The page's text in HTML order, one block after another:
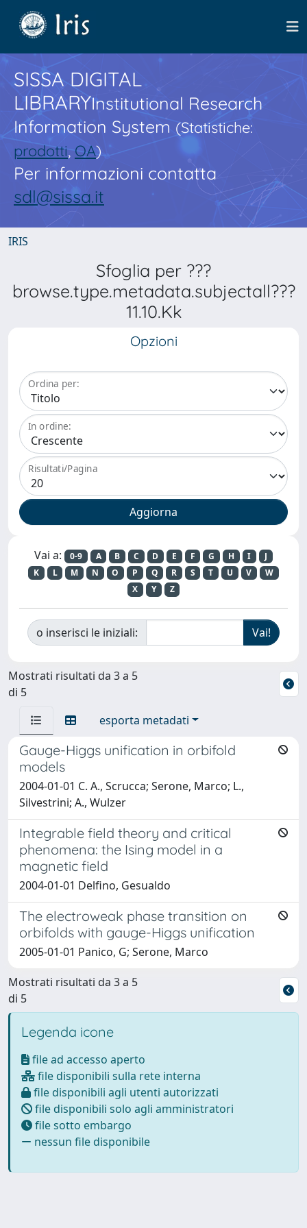
SISSA DIGITAL
LIBRARYInstitutional Research
Information System(Statistiche:
prodotti,OA)
Per informazioni contatta
sdl@sissa.it
IRIS
Sfoglia per ???
browse.type.metadata.subjectall???
11.10.Kk
Opzioni
Ordina per:
In ordine:
Risultati/Pagina
Vai a: 0-9 A B C D E F G H I
J
K
L M N O P Q R S T U V
W
X
Y Z
o inserisci le iniziali:
Mostrati risultati da 3 a 5
di 5
esporta metadati
Gauge-Higgs unification in orbifold
models
2004-01-01 C. A., Scrucca; Serone, Marco; L.,
Silvestrini; A., Wulzer
Integrable field theory and critical
phenomena: the Ising model in a
magnetic field
2004-01-01 Delfino, Gesualdo
The electroweak phase transition on
orbifolds with gauge-Higgs unification
2005-01-01 Panico, G; Serone, Marco
Mostrati risultati da 3 a 5
di 5
Legenda icone
file ad accesso aperto
file disponibili sulla rete interna
file disponibili agli utenti autorizzati
file disponibili solo agli amministratori
file sotto embargo
nessun file disponibile